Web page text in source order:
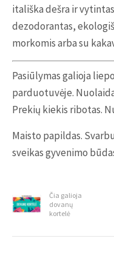
itališka dešra ir
dezodorantas,
morkomis arba su
Pasiūlymas galioja
parduotuvėje.
Prekių kiekis ribotas.
Maisto papildas.
sveikas gyvenimo
Čia galioja
dovanų
kortelė